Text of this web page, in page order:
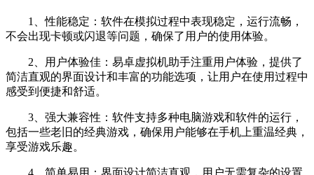
1、性能稳定：软件在模拟过程中表现稳定，运行流畅，
不会出现卡顿或闪退等问题，确保了用户的使用体验。
2、用户体验佳：易卓虚拟机助手注重用户体验，提供了
简洁直观的界面设计和丰富的功能选项，让用户在使用过程中
感受到便捷和舒适。
3、强大兼容性：软件支持多种电脑游戏和软件的运行，
包括一些老旧的经典游戏，确保用户能够在手机上重温经典，
享受游戏乐趣。